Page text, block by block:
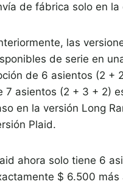
de fábrica solo en
las
de serie en
de 6 asientos (2 +
7 asientos (2 + 3 + 2)
en la versión Long
Plaid.
ahora solo tiene 6
$ 6.500 más